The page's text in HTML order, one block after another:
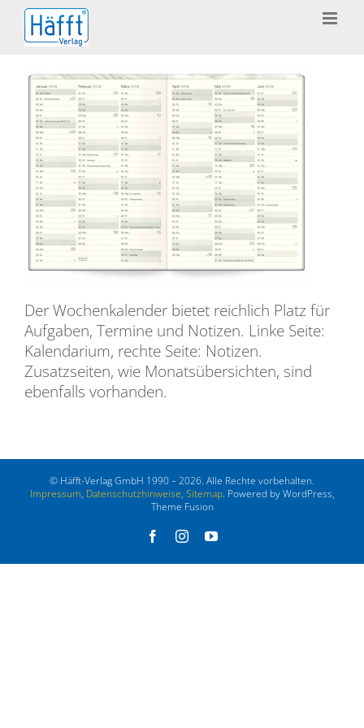
Zum
Inhalt
springen
Der Wochenkalender bietet reichlich Platz für
Aufgaben, Termine und Notizen. Linke Seite:
Kalendarium, rechte Seite: Notizen.
Zusatzseiten, wie Monatsübersichten, sind
ebenfalls vorhanden.
© Häfft-Verlag GmbH 1990 – 2026. Alle Rechte vorbehalten.
Impressum, Datenschutzhinweise, Sitemap. Powered by WordPress,
Theme Fusion
FacebookInstagramYouTube